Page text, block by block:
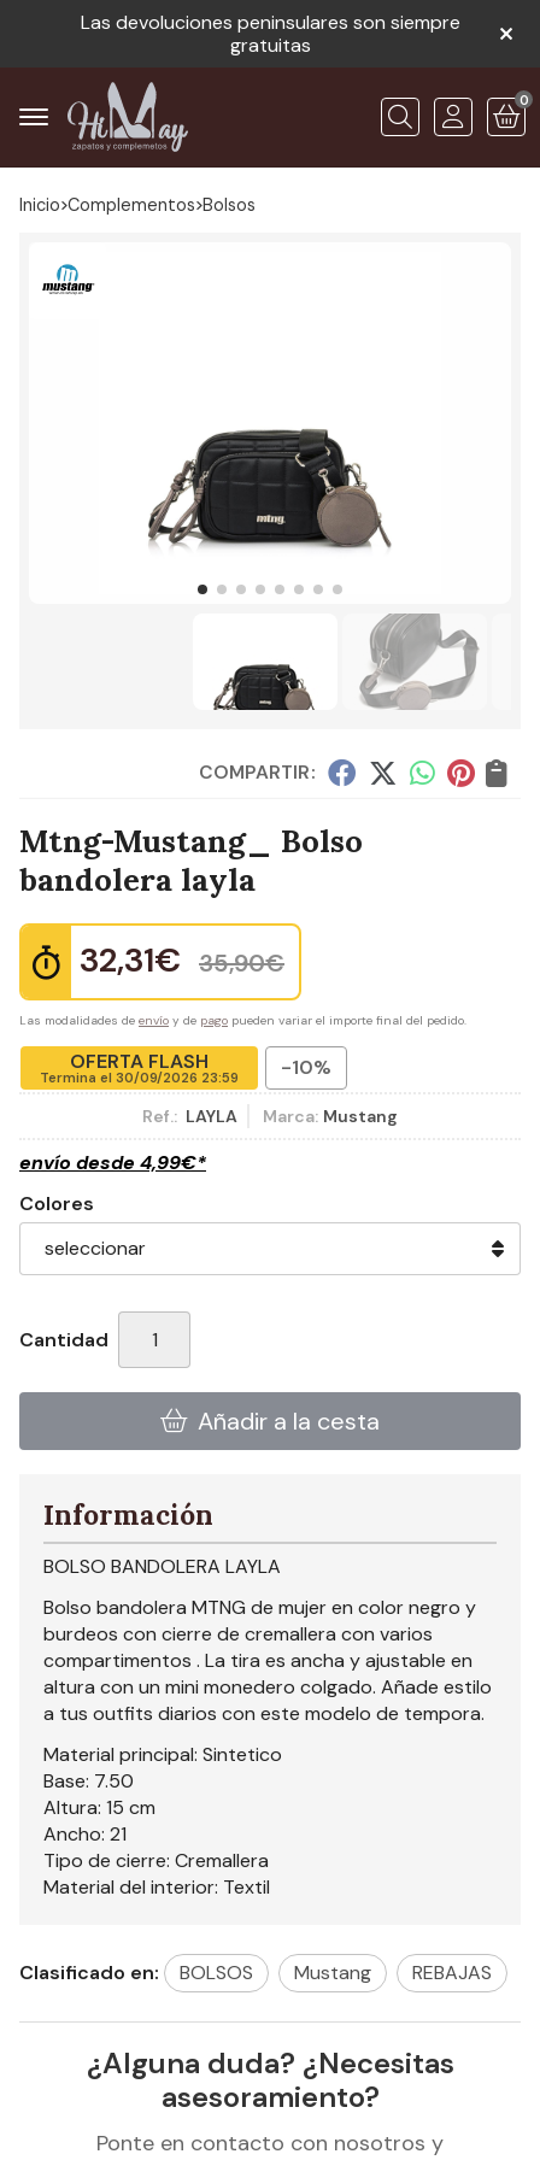
Las devoluciones peninsulares son siempre
gratuitas
Buscar
0
Inicio complementos bolsos
COMPARTIR:
Mtng-Mustang_ Bolso
bandolera layla
32,31€ 35,90€
Las modalidades de envío y de pago pueden variar el importe final del pedido.
OFERTA FLASH
Termina el 30/09/2026 23:59 -10%
Ref.: LAYLA Marca: Mustang
envío desde 4,99€*
Colores
Cantidad
Añadir a la cesta
Información
BOLSO BANDOLERA LAYLA
Bolso bandolera MTNG de mujer en color negro y
burdeos con cierre de cremallera con varios
compartimentos . La tira es ancha y ajustable en
altura con un mini monedero colgado. Añade estilo
a tus outfits diarios con este modelo de tempora.
Material principal: Sintetico
Base: 7.50
Altura: 15 cm
Ancho: 21
Tipo de cierre: Cremallera
Material del interior: Textil
Clasificado en: BOLSOS Mustang REBAJAS
¿Alguna duda? ¿Necesitas
asesoramiento?
Ponte en contacto con nosotros y